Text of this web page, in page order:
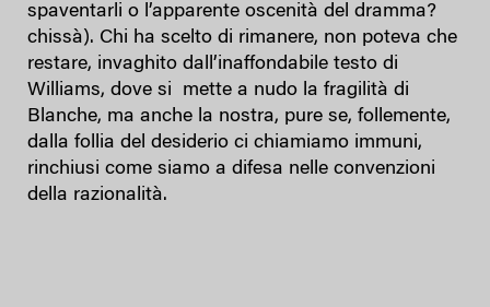
spaventarli o l’apparente oscenità del dramma?
chissà). Chi ha scelto di rimanere, non poteva che
restare, invaghito dall’inaffondabile testo di
Williams, dove si mette a nudo la fragilità di
Blanche, ma anche la nostra, pure se, follemente,
dalla follia del desiderio ci chiamiamo immuni,
rinchiusi come siamo a difesa nelle convenzioni
della razionalità.